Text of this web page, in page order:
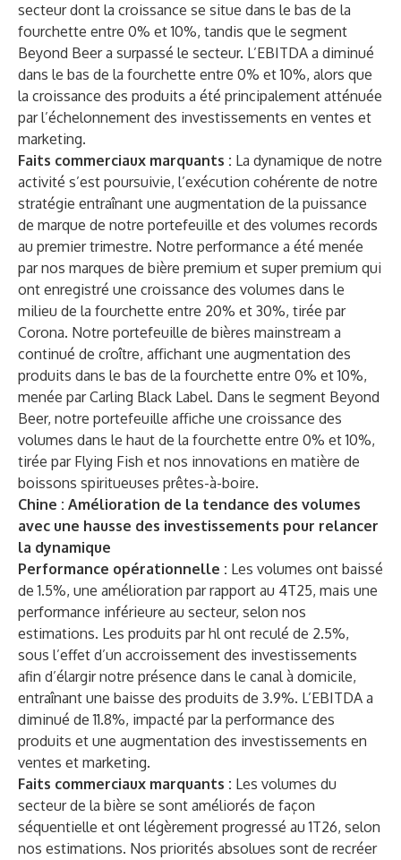
secteur dont la croissance se situe dans le bas de la
fourchette entre 0% et 10%, tandis que le segment
Beyond Beer a surpassé le secteur. L’EBITDA a diminué
dans le bas de la fourchette entre 0% et 10%, alors que
la croissance des produits a été principalement atténuée
par l’échelonnement des investissements en ventes et
marketing.
Faits commerciaux marquants : La dynamique de notre
activité s’est poursuivie, l’exécution cohérente de notre
stratégie entraînant une augmentation de la puissance
de marque de notre portefeuille et des volumes records
au premier trimestre. Notre performance a été menée
par nos marques de bière premium et super premium qui
ont enregistré une croissance des volumes dans le
milieu de la fourchette entre 20% et 30%, tirée par
Corona. Notre portefeuille de bières mainstream a
continué de croître, affichant une augmentation des
produits dans le bas de la fourchette entre 0% et 10%,
menée par Carling Black Label. Dans le segment Beyond
Beer, notre portefeuille affiche une croissance des
volumes dans le haut de la fourchette entre 0% et 10%,
tirée par Flying Fish et nos innovations en matière de
boissons spiritueuses prêtes-à-boire.
Chine : Amélioration de la tendance des volumes
avec une hausse des investissements pour relancer
la dynamique
Performance opérationnelle : Les volumes ont baissé
de 1.5%, une amélioration par rapport au 4T25, mais une
performance inférieure au secteur, selon nos
estimations. Les produits par hl ont reculé de 2.5%,
sous l’effet d’un accroissement des investissements
afin d’élargir notre présence dans le canal à domicile,
entraînant une baisse des produits de 3.9%. L’EBITDA a
diminué de 11.8%, impacté par la performance des
produits et une augmentation des investissements en
ventes et marketing.
Faits commerciaux marquants : Les volumes du
secteur de la bière se sont améliorés de façon
séquentielle et ont légèrement progressé au 1T26, selon
nos estimations. Nos priorités absolues sont de recréer